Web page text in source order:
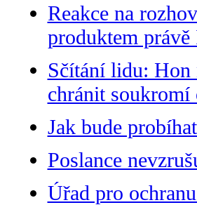
Reakce na
produktem
Sčítání lidu: Hon
chránit soukromí
Jak bude
Poslance
Úřad pro